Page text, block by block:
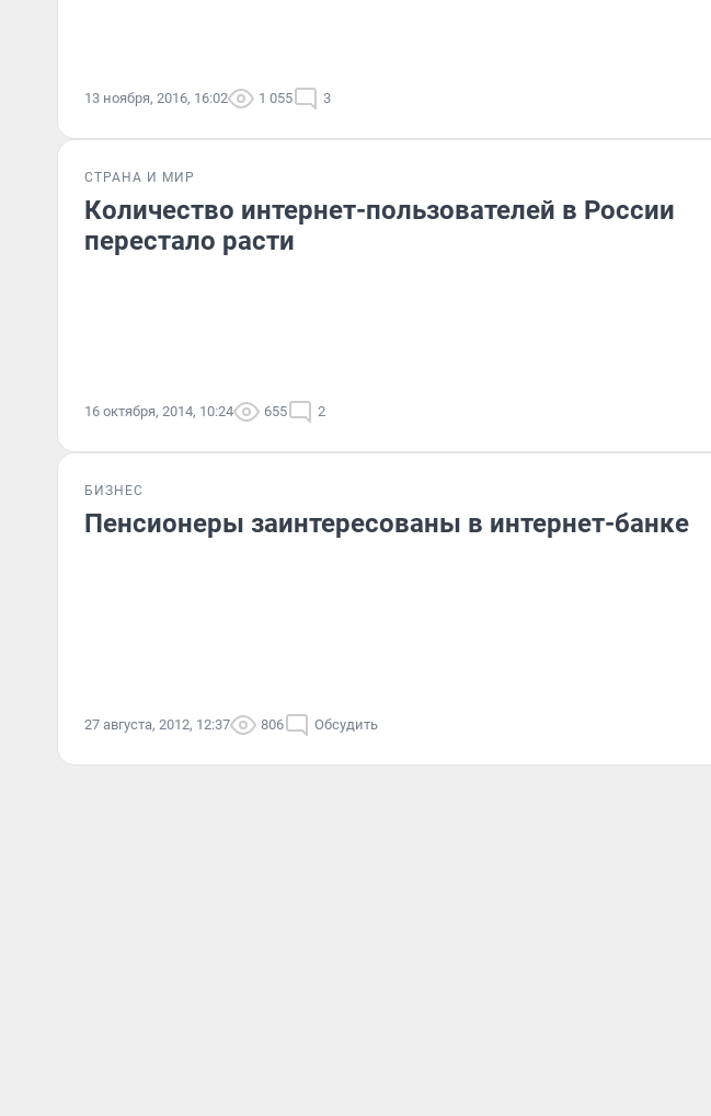
13 ноября, 2016, 16:02 1 055 3
СТРАНА И МИР
Количество интернет-пользователей в России
перестало расти
16 октября, 2014, 10:24 655 2
БИЗНЕС
Пенсионеры заинтересованы в интернет-банке
27 августа, 2012, 12:37 806 Обсудить